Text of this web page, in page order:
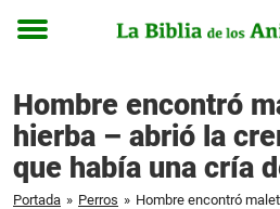
Toggle
Hombre encontró
hierba – abrió la
que había una cría
Portada » Perros »